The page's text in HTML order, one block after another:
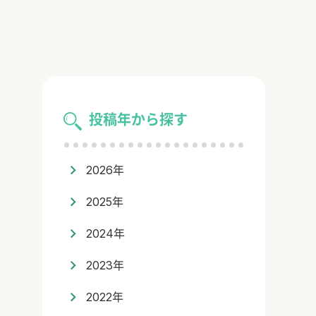
投稿年から探す
2026年
2025年
2024年
2023年
2022年